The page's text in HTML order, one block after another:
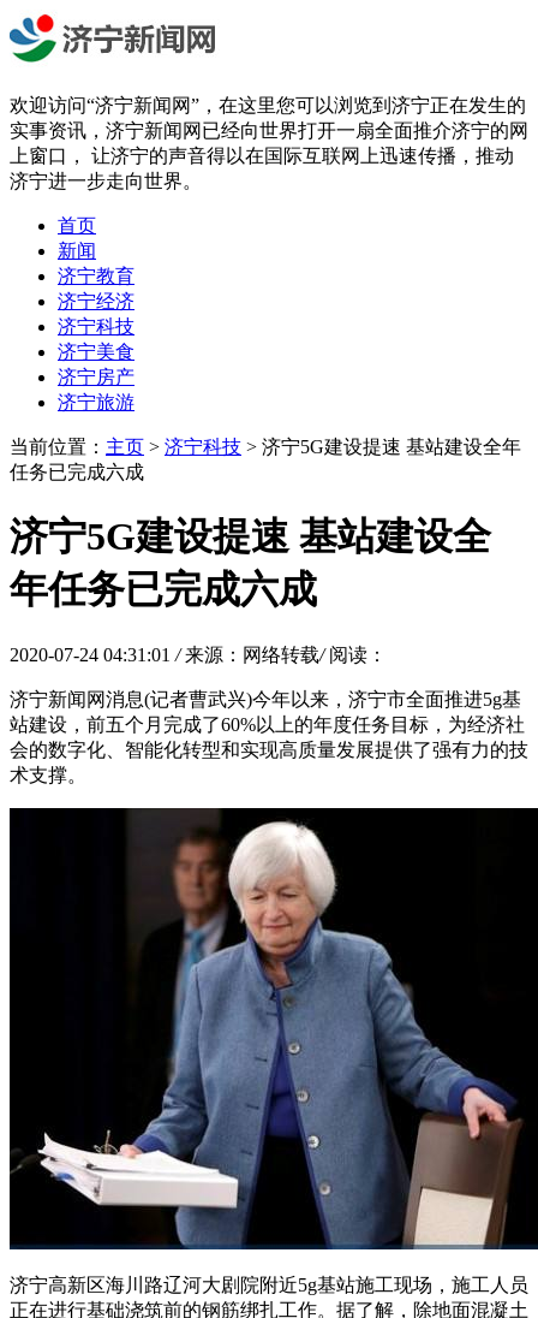
欢迎访问“济宁新闻网”，在这里您可以浏览到济宁正在发生的
实事资讯，济宁新闻网已经向世界打开一扇全面推介济宁的网
上窗口， 让济宁的声音得以在国际互联网上迅速传播，推动
济宁进一步走向世界。
首页
新闻
济宁教育
济宁经济
济宁科技
济宁美食
济宁房产
济宁旅游
当前位置： 主页 > 济宁科技 > 济宁5G建设提速 基站建设全年
任务已完成六成
济宁5G建设提速 基站建设全
年任务已完成六成
2020-07-24 04:31:01 / 来源：网络转载/ 阅读：
济宁新闻网消息(记者曹武兴)今年以来，济宁市全面推进5g基
站建设，前五个月完成了60%以上的年度任务目标，为经济社
会的数字化、智能化转型和实现高质量发展提供了强有力的技
术支撑。
济宁高新区海川路辽河大剧院附近5g基站施工现场，施工人员
正在进行基础浇筑前的钢筋绑扎工作。据了解，除地面混凝土